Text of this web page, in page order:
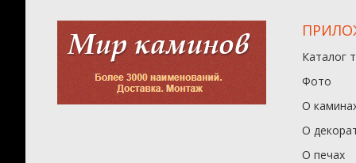
Каталог
Фото
О
О
О печах